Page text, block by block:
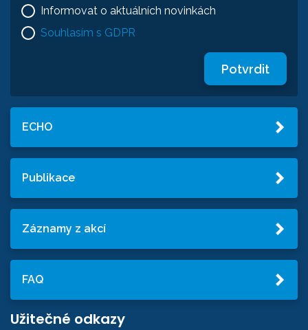
Informovat o aktuálních novinkách
Souhlasím s GDPR
Potvrdit
ECHO
Publikace
Záznamy z akcí
FAQ
Užitečné odkazy